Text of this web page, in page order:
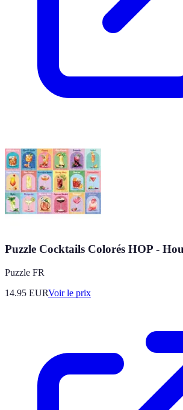
Puzzle Cocktails Colorés HOP -
Puzzle FR
14.95 EURVoir le prix